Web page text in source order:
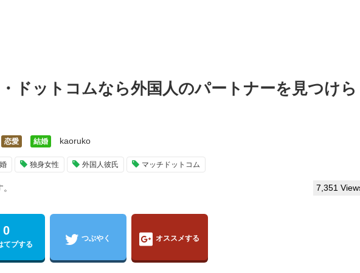
ドットコムなら外国人のパートナーを見つけら
恋愛 結婚 kaoruko
独身女性 外国人彼氏 マッチドットコム
7,351
0
てブする
つぶやく オススメする